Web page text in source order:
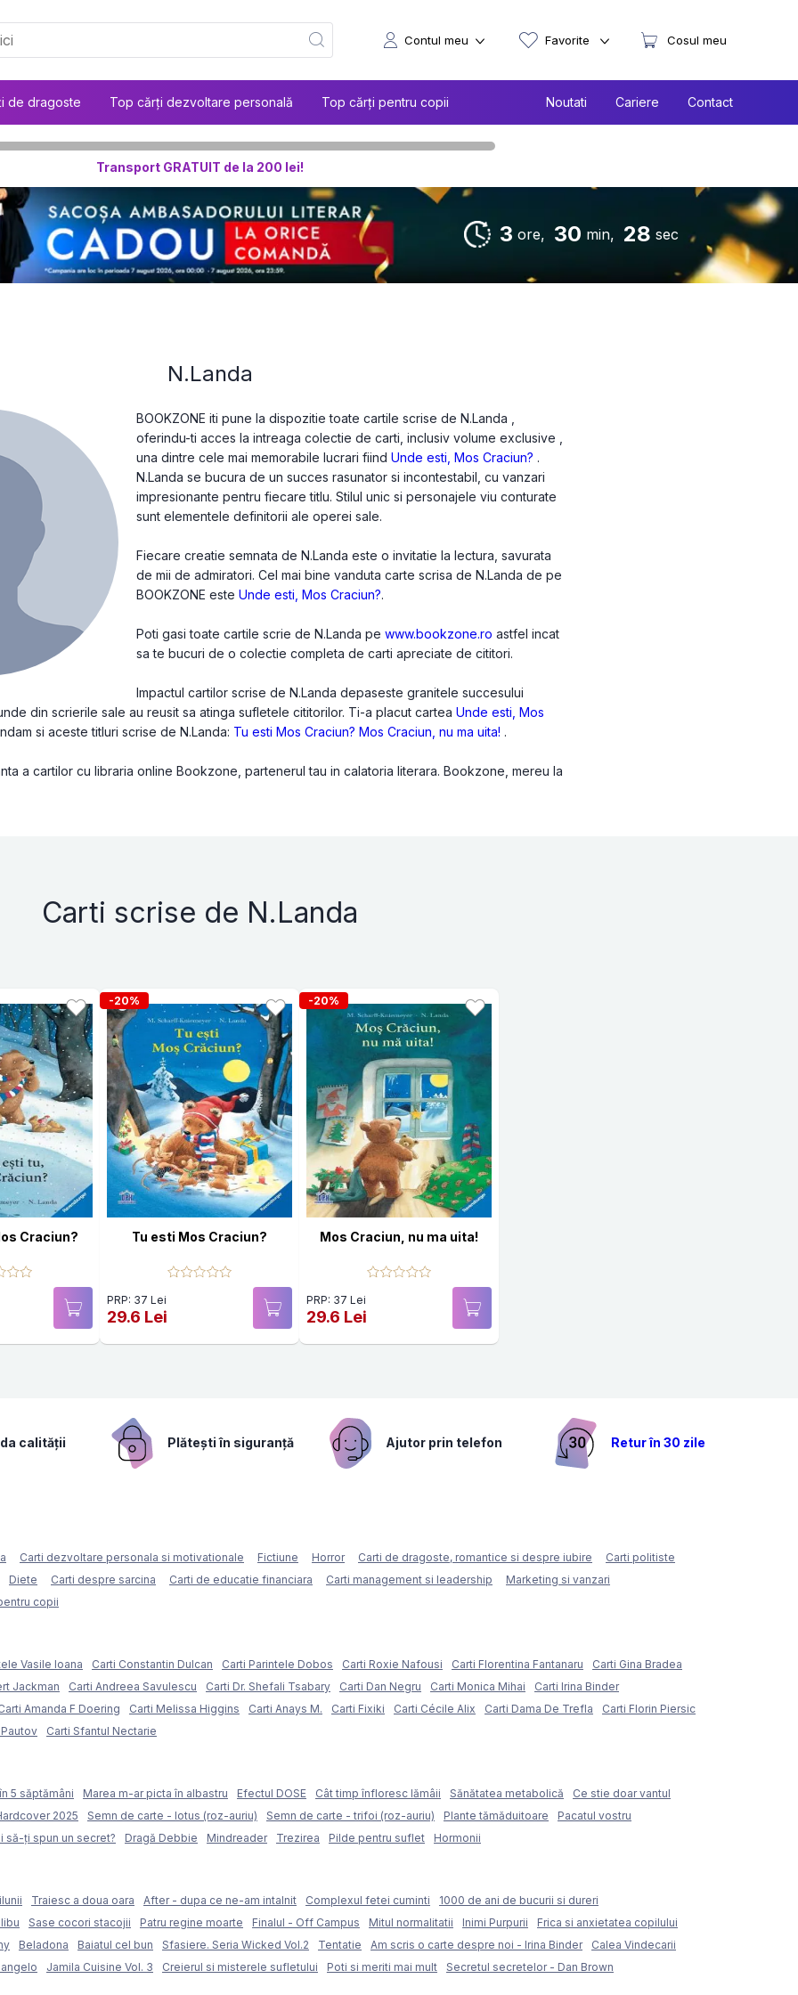
de dragoste Top cărți dezvoltare personală Top cărți pentru copii Noutati Cariere Contact
Contul meu Favorite Cosul meu
Transport GRATUIT de la 200 lei!
3 ore, 30 min, 28 sec
N.Landa
BOOKZONE iti pune la dispozitie toate cartile scrise de N.Landa ,
oferindu-ti acces la intreaga colectie de carti, inclusiv volume exclusive ,
una dintre cele mai memorabile lucrari fiindUnde esti, Mos Craciun? .
N.Landa se bucura de un succes rasunator si incontestabil, cu vanzari
impresionante pentru fiecare titlu. Stilul unic si personajele viu conturate
sunt elementele definitorii ale operei sale.
Fiecare creatie semnata de N.Landa este o invitatie la lectura, savurata
de mii de admiratori. Cel mai bine vanduta carte scrisa de N.Landa de pe
BOOKZONE esteUnde esti, Mos Craciun?.
Poti gasi toate cartile scrie de N.Landa pewww.bookzone.ro astfel incat
sa te bucuri de o colectie completa de carti apreciate de cititori.
Impactul cartilor scrise de N.Landa depaseste granitele succesului
din scrierile sale au reusit sa atinga sufletele cititorilor. Ti-a placut carteaUnde esti, Mos
si aceste titluri scrise de N.Landa: Tu esti Mos Craciun? Mos Craciun, nu ma uita! .
a cartilor cu libraria online Bookzone, partenerul tau in calatoria literara. Bookzone, mereu la
Carti scrise de N.Landa
Craciun?
-20%
Tu esti Mos Craciun?
PRP: 37 Lei
29.6 Lei
-20%
Mos Craciun, nu ma uita!
PRP: 37 Lei
29.6 Lei
calității Plătești în siguranță Ajutor prin telefon Retur în 30 zile
Carti dezvoltare personala si motivationale Fictiune Horror Carti de dragoste, romantice si despre iubire
Carti politiste
Diete
Carti despre sarcina Carti de educatie financiara Carti management si leadership
Marketing si vanzari
copii
Vasile Ioana Carti Constantin Dulcan Carti Parintele Dobos Carti Roxie Nafousi Carti Florentina Fantanaru
Carti Gina Bradea
Jackman
Carti Andreea Savulescu Carti Dr. Shefali Tsabary Carti Dan Negru Carti Monica Mihai
Carti Irina Binder
Amanda F Doering
Carti Melissa Higgins Carti Anays M. Carti Fixiki Carti Cécile Alix Carti Dama De Trefla
Carti Florin Piersic
Carti Sfantul Nectarie
5 săptămâni Marea m-ar picta în albastru Efectul DOSE Cât timp înfloresc lămâii Sănătatea metabolică
Ce stie doar vantul
2025
Semn de carte - lotus (roz-auriu) Semn de carte - trifoi (roz-auriu) Plante tămăduitoare
Pacatul vostru
să-ți spun un secret?
Dragă Debbie Mindreader Trezirea Pilde pentru suflet Hormonii
Traiesc a doua oara After - dupa ce ne-am intalnit Complexul fetei cuminti
1000 de ani de bucurii si dureri
Sase cocori stacojii Patru regine moarte Finalul - Off Campus Mitul normalitatii Inimi Purpurii
Frica si anxietatea copilului
Beladona Baiatul cel bun Sfasiere. Seria Wicked Vol.2 Tentatie Am scris o carte despre noi - Irina Binder
Calea Vindecarii
Jamila Cuisine Vol. 3 Creierul si misterele sufletului Poti si meriti mai mult Secretul secretelor - Dan Brown